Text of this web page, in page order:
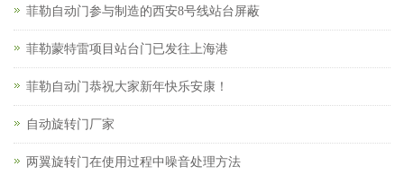
菲勒自动门参与制造的西安8号线站台屏蔽
菲勒蒙特雷项目站台门已发往上海港
菲勒自动门恭祝大家新年快乐安康！
自动旋转门厂家
两翼旋转门在使用过程中噪音处理方法